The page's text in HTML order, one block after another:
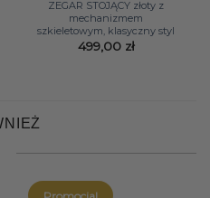
ZEGAR STOJĄCY złoty z
mechanizmem
szkieletowym, klasyczny styl
499,00 zł